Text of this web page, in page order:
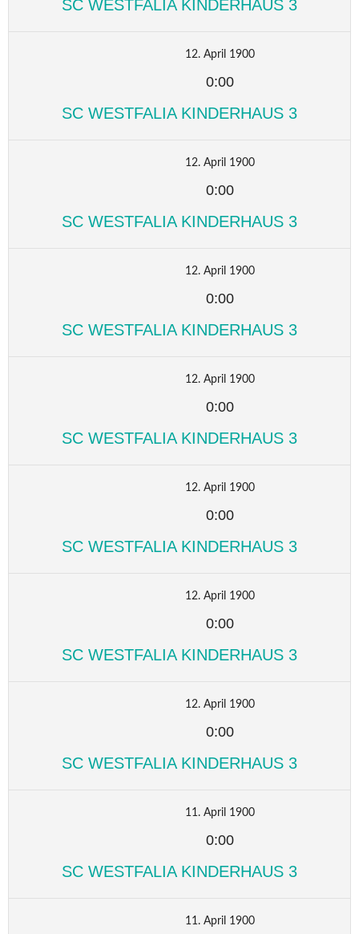
SC WESTFALIA KINDERHAUS 3
12. April 1900
0:00
SC WESTFALIA KINDERHAUS 3
12. April 1900
0:00
SC WESTFALIA KINDERHAUS 3
12. April 1900
0:00
SC WESTFALIA KINDERHAUS 3
12. April 1900
0:00
SC WESTFALIA KINDERHAUS 3
12. April 1900
0:00
SC WESTFALIA KINDERHAUS 3
12. April 1900
0:00
SC WESTFALIA KINDERHAUS 3
12. April 1900
0:00
SC WESTFALIA KINDERHAUS 3
11. April 1900
0:00
SC WESTFALIA KINDERHAUS 3
11. April 1900